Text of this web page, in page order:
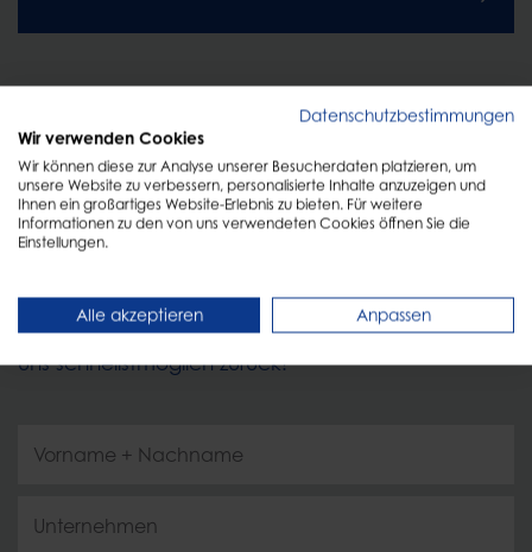
KONTAKT
Persönliche Beratung
Füllen Sie einfach das Formular aus und wir melden
uns schnellstmöglich zurück!
Datenschutzbestimmungen
Wir verwenden Cookies
Wir können diese zur Analyse unserer Besucherdaten platzieren, um
unsere Website zu verbessern, personalisierte Inhalte anzuzeigen und
Ihnen ein großartiges Website-Erlebnis zu bieten. Für weitere
Informationen zu den von uns verwendeten Cookies öffnen Sie die
Einstellungen.
Alle akzeptieren Anpassen